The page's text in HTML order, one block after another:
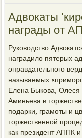
Адвокаты
награды от
Руководство
наградило пятерых
оправдательного
называемых
Елена Быкова,
Аминьева в
подарки, грамоты и
торжественной
как президент АППК